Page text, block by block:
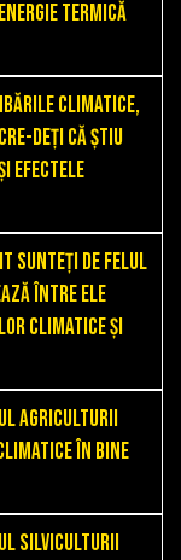
termică
climatice,
deți că știu
efectele
sunteți de felul
între ele
climatice și
agriculturii
în bine
silviculturii